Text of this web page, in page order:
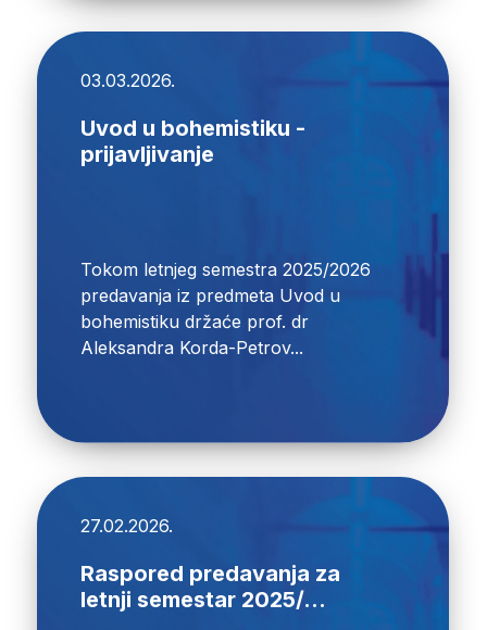
03.03.2026.
Uvod u bohemistiku -
prijavljivanje
Tokom letnjeg semestra 2025/2026
predavanja iz predmeta Uvod u
bohemistiku držaće prof. dr
Aleksandra Korda-Petrov...
27.02.2026.
Raspored predavanja za
letnji semestar 2025/...